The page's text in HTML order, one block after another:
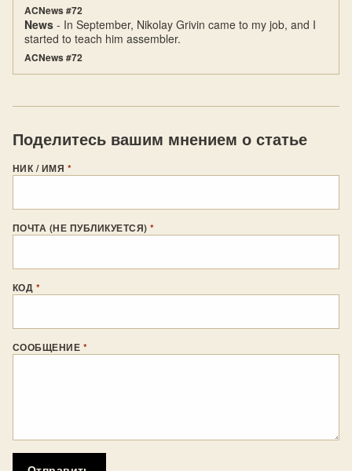
ACNews #72
News - In September, Nikolay Grivin came to my job, and I
started to teach him assembler.
ACNews #72
Поделитесь вашим мнением о статье
НИК / ИМЯ *
ПОЧТА (НЕ ПУБЛИКУЕТСЯ)*
КОД *
СООБЩЕНИЕ *